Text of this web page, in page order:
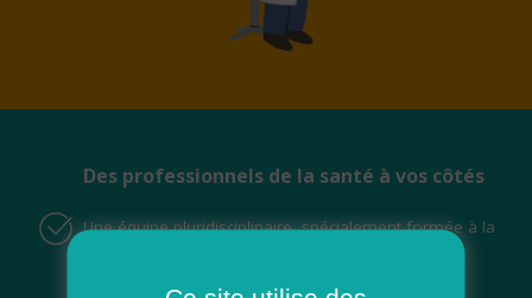
Des professionnels de la santé à vos côtés
Une équipe pluridisciplinaire, spécialement formée à la
• Infirmier coordinateur